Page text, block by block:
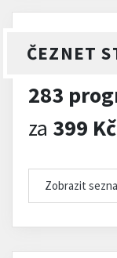
ČEZNET
283
za 399
Zobrazit